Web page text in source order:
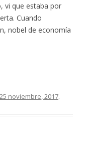
vi que estaba por
Cuando
nobel de economía
25 noviembre, 2017.